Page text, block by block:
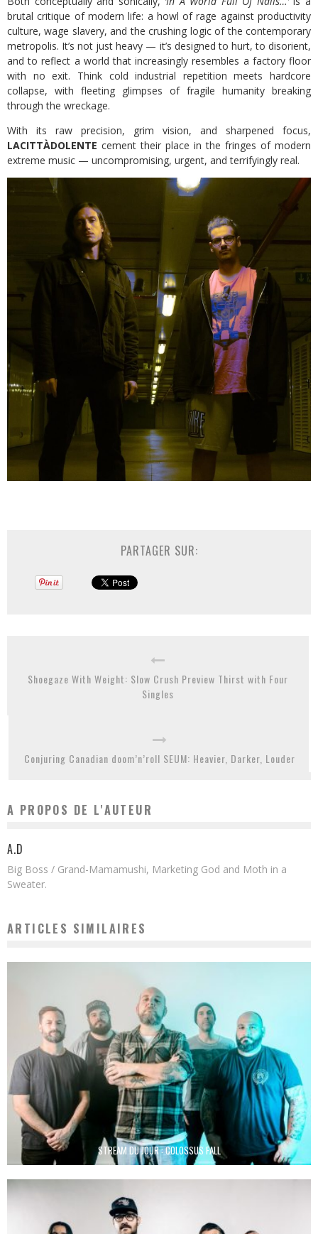
brutal critique of modern life: a howl of rage against productivity
culture, wage slavery, and the crushing logic of the contemporary
metropolis. It’s not just heavy — it’s designed to hurt, to disorient,
and to reflect a world that increasingly resembles a factory floor
with no exit. Think cold industrial repetition meets hardcore
collapse, with fleeting glimpses of fragile humanity breaking
through the wreckage.
With its raw precision, grim vision, and sharpened focus,
LACITTÀDOLENTE cement their place in the fringes of modern
extreme music — uncompromising, urgent, and terrifyingly real.
PARTAGER SUR:
Shoegaze With Weight: Slow Crush Preview Thirst with Four
Singles
Conjuring Canadian doom’n’roll SEUM: Heavier, Darker, Louder
A PROPOS DE L'AUTEUR
A.D
Big Boss / Grand-Mamamushi, Marketing God and Moth in a
Sweater.
ARTICLES SIMILAIRES
STREAM DU JOUR : COLOSSUS FALL